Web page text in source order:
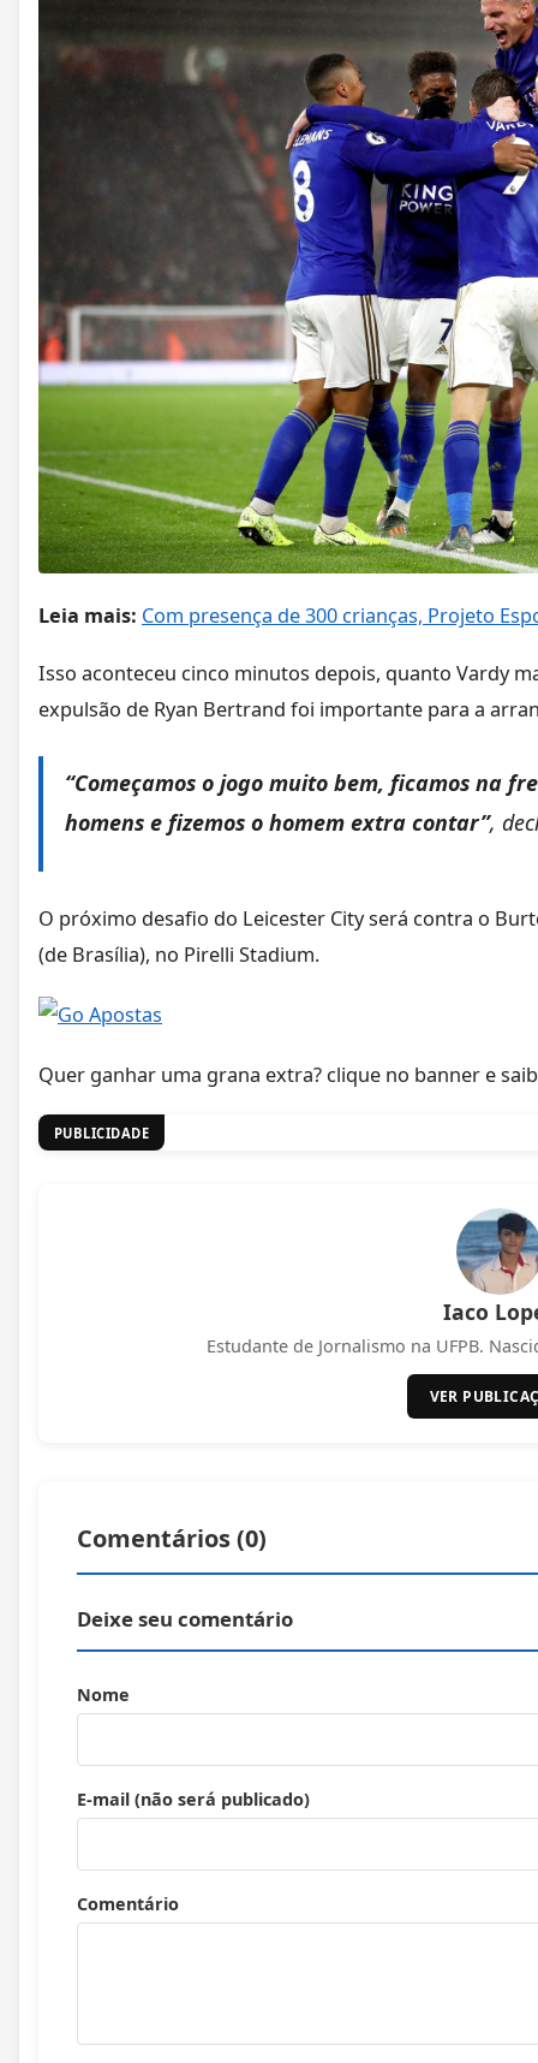
Leia mais: Com presença de 300 crianças, Projeto
Isso aconteceu cinco minutos depois, quanto Vardy
expulsão de Ryan Bertrand foi importante para a
“Começamos o jogo muito bem, ficamos na
homens e fizemos o homem extra contar”,
O próximo desafio do Leicester City será contra o
(de Brasília), no Pirelli Stadium.
Quer ganhar uma grana extra? clique no banner e
PUBLICIDADE
Iaco
Estudante de Jornalismo na UFPB.
VER
Comentários (0)
Deixe seu comentário
Nome
E-mail (não será publicado)
Comentário